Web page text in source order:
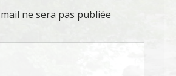
ne sera pas publiée